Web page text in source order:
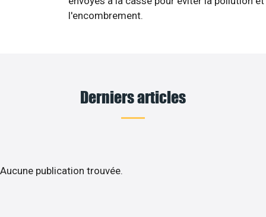
l'encombrement.
Derniers articles
Aucune publication trouvée.